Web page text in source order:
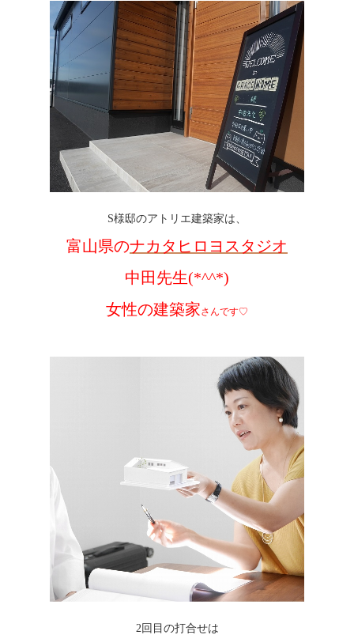
S様邸のアトリエ建築家は、
富山県のナカタヒロヨスタジオ
中田先生(*^^*)
女性の建築家さんです♡
2回目の打合せは